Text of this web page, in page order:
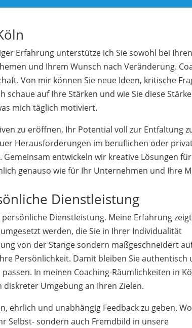
Erfahrung unterstütze ich Sie sowohl bei Ihren
und Ihrem Wunsch nach Veränderung.
Von mir können Sie neue Ideen, kritische
schaue auf Ihre Stärken und wie Sie diese
mich täglich motiviert.
zu eröffnen, Ihr Potential voll zur Entfaltung
Herausforderungen im beruflichen oder
entwickeln wir kreative Lösungen
genauso wie für Ihr Unternehmen und Ihre
Dienstleistung
Dienstleistung. Meine Erfahrung
werden, die Sie in Ihrer Individualität
von der Stange sondern maßgeschneidert
Persönlichkeit. Damit bleiben Sie authentisch
In meinen Coaching-Räumlichkeiten in
Umgebung an Ihren Zielen.
ehrlich und unabhängig Feedback zu geben.
Selbst- sondern auch Fremdbild in unsere